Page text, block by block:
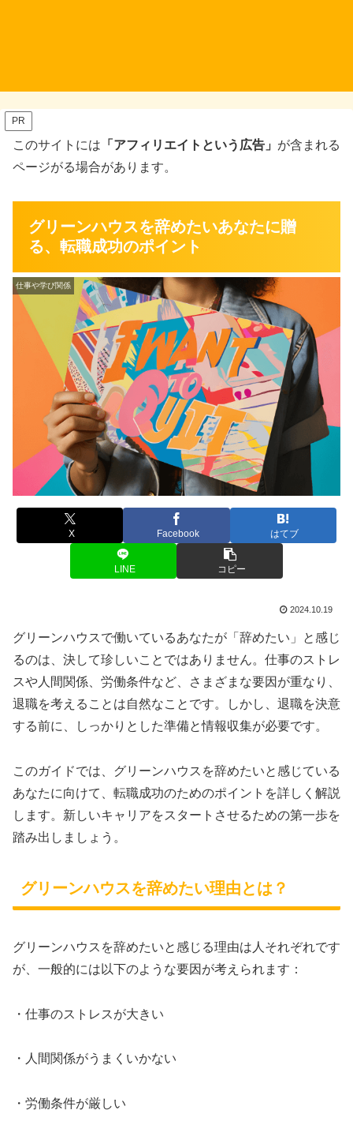
PR
このサイトには 「アフィリエイトという広告」 が含まれる
ページがる場合があります。
グリーンハウスを辞めたいあなたに贈
る、転職成功のポイント
仕事や学び関係
X Facebook はてブ
LINE コピー
2024.10.19
グリーンハウスで働いているあなたが「辞めたい」と感じ
るのは、決して珍しいことではありません。仕事のストレ
スや人間関係、労働条件など、さまざまな要因が重なり、
退職を考えることは自然なことです。しかし、退職を決意
する前に、しっかりとした準備と情報収集が必要です。
このガイドでは、グリーンハウスを辞めたいと感じている
あなたに向けて、転職成功のためのポイントを詳しく解説
します。新しいキャリアをスタートさせるための第一歩を
踏み出しましょう。
グリーンハウスを辞めたい理由とは？
グリーンハウスを辞めたいと感じる理由は人それぞれです
が、一般的には以下のような要因が考えられます：
・仕事のストレスが大きい
・人間関係がうまくいかない
・労働条件が厳しい